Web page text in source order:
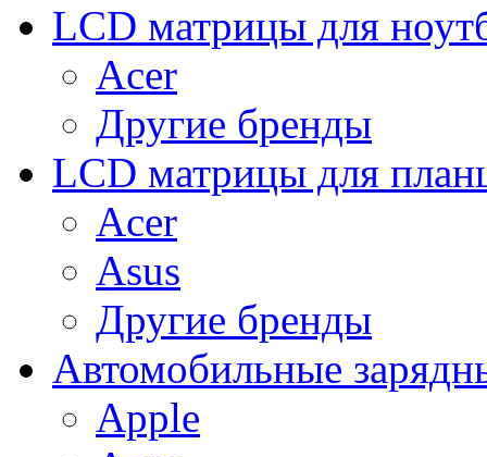
LCD матрицы для
Acer
Другие бренды
LCD матрицы для
Acer
Asus
Другие бренды
Автомобильные
Apple